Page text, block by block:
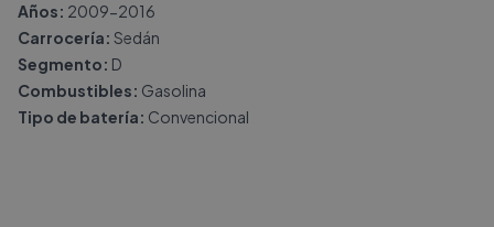
Años: 2009-2016
Carrocería: Sedán
Segmento: D
Combustibles: Gasolina
Tipo de batería: Convencional